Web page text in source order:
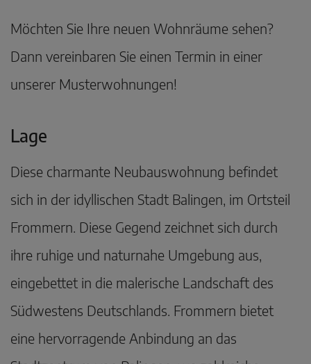
Möchten Sie Ihre neuen Wohnräume sehen?
Dann vereinbaren Sie einen Termin in einer
unserer Musterwohnungen!
Lage
Diese charmante Neubauswohnung befindet
sich in der idyllischen Stadt Balingen, im Ortsteil
Frommern. Diese Gegend zeichnet sich durch
ihre ruhige und naturnahe Umgebung aus,
eingebettet in die malerische Landschaft des
Südwestens Deutschlands. Frommern bietet
eine hervorragende Anbindung an das